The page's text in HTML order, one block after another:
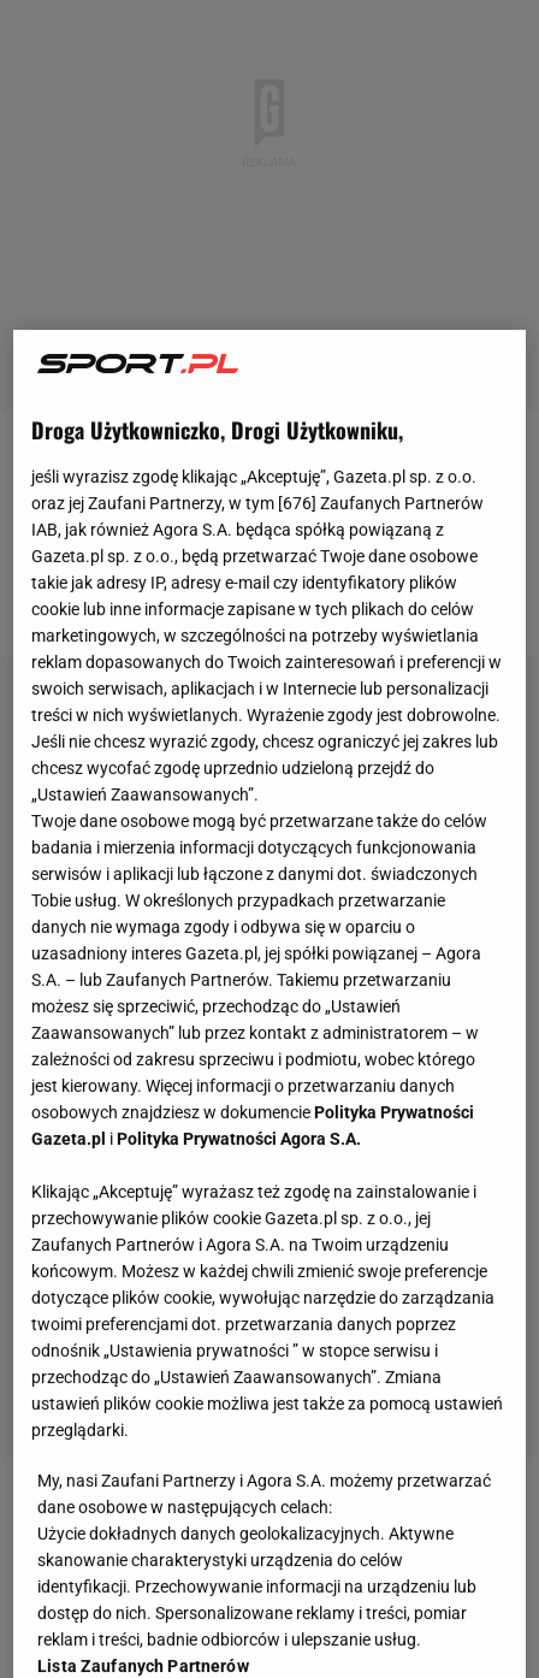
O śmierci królowej Elżbiety II wiemy już od kilku dni.
Jednakże w poniedziałek Brytyjczycy mogli wziąć
udział w obrzędzie pogrzebu. Monarchini miała 96
lat, a jej okres panowania w Zjednoczonym
Królestwie rozpoczął się w czerwcu 1953 roku.
Zobacz wideoRobert Lewandowski czy Sadio
Mane? Ale różnica. Zero wątpliwości
Informacja o jej śmierci wpłynęła na niemalże każdą
sferę życia w Anglii. W tym także na sport. Władze
Droga Użytkowniczko, Drogi Użytkowniku,
jeśli wyrazisz zgodę klikając „Akceptuję”, Gazeta.pl sp. z o.o.
oraz jej Zaufani Partnerzy, w tym [676] Zaufanych Partnerów
IAB, jak również Agora S.A. będąca spółką powiązaną z
Gazeta.pl sp. z o.o., będą przetwarzać Twoje dane osobowe
takie jak adresy IP, adresy e-mail czy identyfikatory plików
cookie lub inne informacje zapisane w tych plikach do celów
marketingowych, w szczególności na potrzeby wyświetlania
reklam dopasowanych do Twoich zainteresowań i preferencji w
swoich serwisach, aplikacjach i w Internecie lub personalizacji
treści w nich wyświetlanych. Wyrażenie zgody jest dobrowolne.
Jeśli nie chcesz wyrazić zgody, chcesz ograniczyć jej zakres lub
chcesz wycofać zgodę uprzednio udzieloną przejdź do
„Ustawień Zaawansowanych”.
Twoje dane osobowe mogą być przetwarzane także do celów
badania i mierzenia informacji dotyczących funkcjonowania
serwisów i aplikacji lub łączone z danymi dot. świadczonych
Tobie usług. W określonych przypadkach przetwarzanie
danych nie wymaga zgody i odbywa się w oparciu o
uzasadniony interes Gazeta.pl, jej spółki powiązanej – Agora
S.A. – lub Zaufanych Partnerów. Takiemu przetwarzaniu
możesz się sprzeciwić, przechodząc do „Ustawień
Zaawansowanych” lub przez kontakt z administratorem – w
zależności od zakresu sprzeciwu i podmiotu, wobec którego
jest kierowany. Więcej informacji o przetwarzaniu danych
osobowych znajdziesz w dokumenciePolityka Prywatności
Gazeta.pl iPolityka Prywatności Agora S.A.
Klikając „Akceptuję” wyrażasz też zgodę na zainstalowanie i
przechowywanie plików cookie Gazeta.pl sp. z o.o., jej
Zaufanych Partnerów i Agora S.A. na Twoim urządzeniu
końcowym. Możesz w każdej chwili zmienić swoje preferencje
dotyczące plików cookie, wywołując narzędzie do zarządzania
twoimi preferencjami dot. przetwarzania danych poprzez
odnośnik „Ustawienia prywatności ” w stopce serwisu i
przechodząc do „Ustawień Zaawansowanych”. Zmiana
ustawień plików cookie możliwa jest także za pomocą ustawień
przeglądarki.
My, nasi Zaufani Partnerzy i Agora S.A. możemy przetwarzać
dane osobowe w następujących celach:
Użycie dokładnych danych geolokalizacyjnych. Aktywne
skanowanie charakterystyki urządzenia do celów
identyfikacji. Przechowywanie informacji na urządzeniu lub
dostęp do nich. Spersonalizowane reklamy i treści, pomiar
reklam i treści, badnie odbiorców i ulepszanie usług.
Lista Zaufanych Partnerów